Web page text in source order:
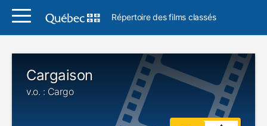
Répertoire des films classés
Cargaison
v.o. : Cargo